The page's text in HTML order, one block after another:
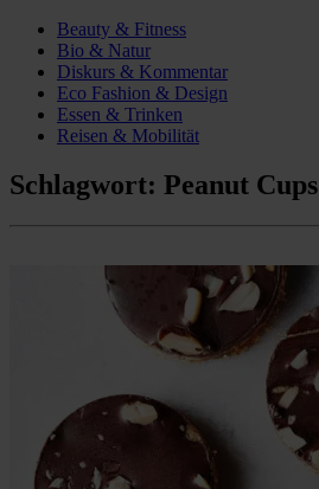
Beauty & Fitness
Bio & Natur
Diskurs & Kommentar
Eco Fashion & Design
Essen & Trinken
Reisen & Mobilität
Schlagwort: Peanut Cups